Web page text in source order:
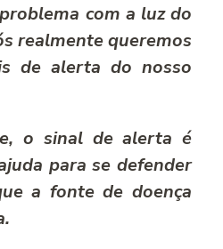
com a luz do
realmente queremos
de alerta do nosso
o sinal de alerta é
para se defender
a fonte de doença